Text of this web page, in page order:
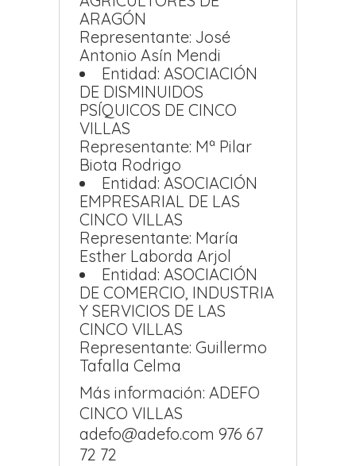
ARAGÓN
Representante: José
Antonio Asín Mendi
Entidad: ASOCIACIÓN
DE DISMINUIDOS
PSÍQUICOS DE CINCO
VILLAS
Representante: Mª Pilar
Biota Rodrigo
Entidad: ASOCIACIÓN
EMPRESARIAL DE LAS
CINCO VILLAS
Representante: María
Esther Laborda Arjol
Entidad: ASOCIACIÓN
DE COMERCIO, INDUSTRIA
Y SERVICIOS DE LAS
CINCO VILLAS
Representante: Guillermo
Tafalla Celma
Más información: ADEFO
CINCO VILLAS
adefo@adefo.com 976 67
72 72